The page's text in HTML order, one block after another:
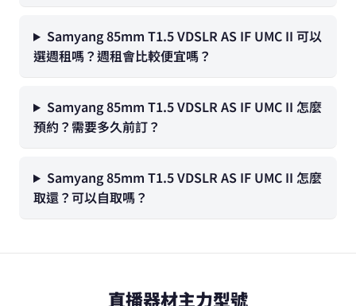
Samyang 85mm T1.5 VDSLR AS IF UMC II 可以
選週租嗎？週租會比較便宜嗎？
Samyang 85mm T1.5 VDSLR AS IF UMC II 怎麼
預約？需要多久前訂？
Samyang 85mm T1.5 VDSLR AS IF UMC II 怎麼
取還？可以自取嗎？
直播器材主力型號